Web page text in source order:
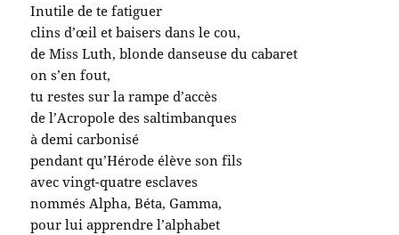
Inutile de te fatiguer
clins d’œil et baisers dans le cou,
de Miss Luth, blonde danseuse du cabaret
on s’en fout,
tu restes sur la rampe d’accès
de l’Acropole des saltimbanques
à demi carbonisé
pendant qu’Hérode élève son fils
avec vingt-quatre esclaves
nommés Alpha, Béta, Gamma,
pour lui apprendre l’alphabet